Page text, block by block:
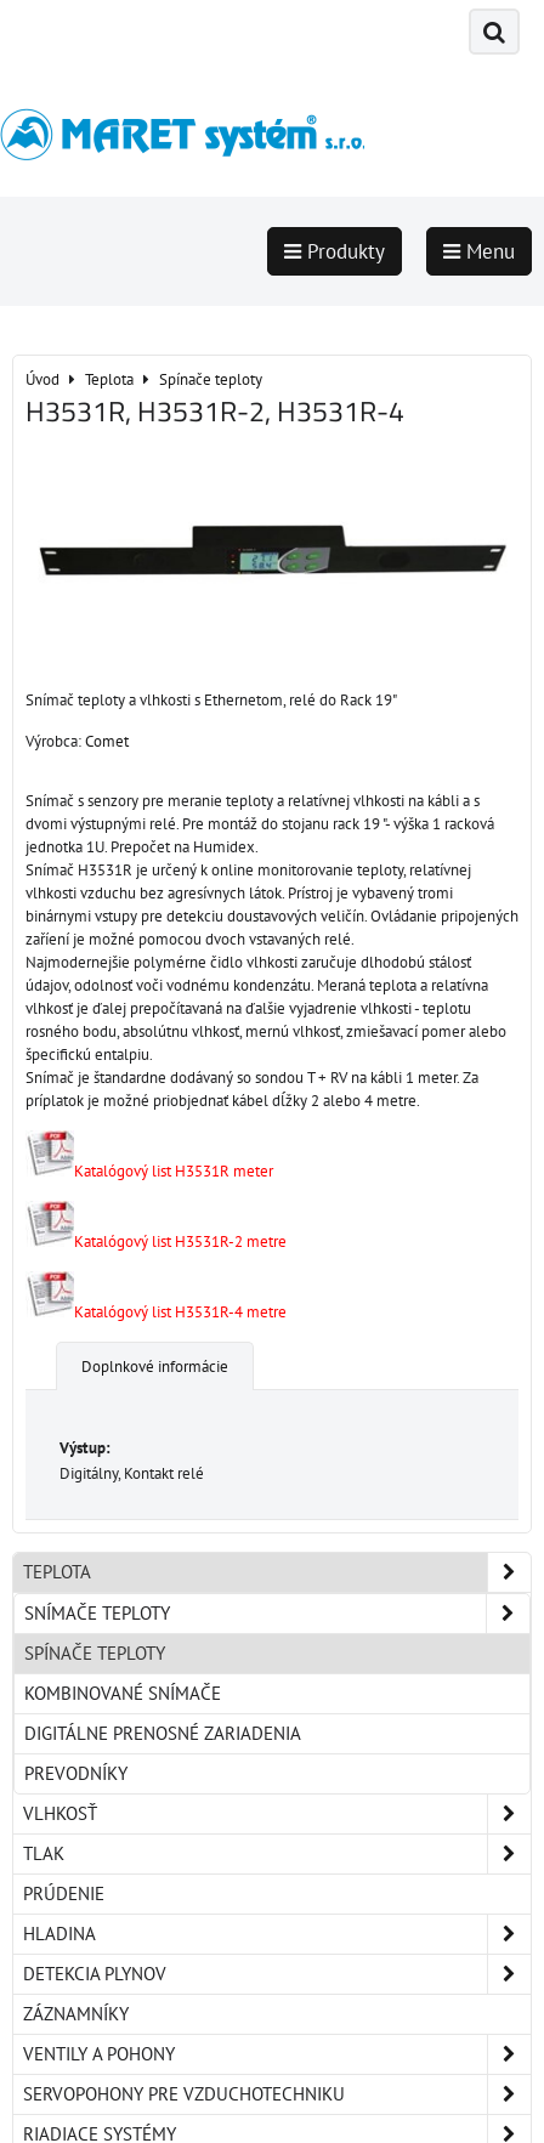
Produkty Menu
Úvod Teplota Spínače teploty
H3531R, H3531R-2, H3531R-4
Snímač teploty a vlhkosti s Ethernetom, relé do Rack 19"
Výrobca:Comet
Snímač s senzory pre meranie teploty a relatívnej vlhkosti na kábli a s
dvomi výstupnými relé. Pre montáž do stojanu rack 19 "- výška 1 racková
jednotka 1U. Prepočet na Humidex.
Snímač H3531R je určený k online monitorovanie teploty, relatívnej
vlhkosti vzduchu bez agresívnych látok. Prístroj je vybavený tromi
binárnymi vstupy pre detekciu doustavových veličín. Ovládanie pripojených
zaříení je možné pomocou dvoch vstavaných relé.
Najmodernejšie polymérne čidlo vlhkosti zaručuje dlhodobú stálosť
údajov, odolnosť voči vodnému kondenzátu. Meraná teplota a relatívna
vlhkosť je ďalej prepočítavaná na ďalšie vyjadrenie vlhkosti - teplotu
rosného bodu, absolútnu vlhkosť, mernú vlhkosť, zmiešavací pomer alebo
špecifickú entalpiu.
Snímač je štandardne dodávaný so sondou T + RV na kábli 1 meter. Za
príplatok je možné priobjednať kábel dĺžky 2 alebo 4 metre.
Katalógový list H3531R meter
Katalógový list H3531R-2 metre
Katalógový list H3531R-4 metre
Doplnkové informácie
Výstup:
Digitálny, Kontakt relé
TEPLOTA
SNÍMAČE TEPLOTY
SPÍNAČE TEPLOTY
KOMBINOVANÉ SNÍMAČE
DIGITÁLNE PRENOSNÉ ZARIADENIA
PREVODNÍKY
VLHKOSŤ
TLAK
PRÚDENIE
HLADINA
DETEKCIA PLYNOV
ZÁZNAMNÍKY
VENTILY A POHONY
SERVOPOHONY PRE VZDUCHOTECHNIKU
RIADIACE SYSTÉMY